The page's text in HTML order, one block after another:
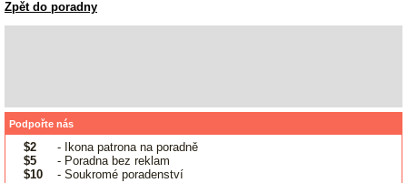
Zpět do poradny
Podpořte nás
$2
- Ikona patrona na poradně
$5
- Poradna bez reklam
$10
- Soukromé poradenství